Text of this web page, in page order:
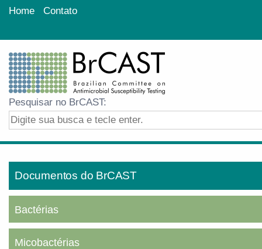
Home Contato
Pesquisar no BrCAST:
Documentos do BrCAST
Bactérias
Micobactérias